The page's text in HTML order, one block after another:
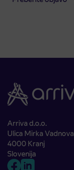
Arriva d.o.o.
Ulica Mirka
4000 Kranj
Slovenija